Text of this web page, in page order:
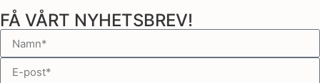
FÅ VÅRT NYHETSBREV!